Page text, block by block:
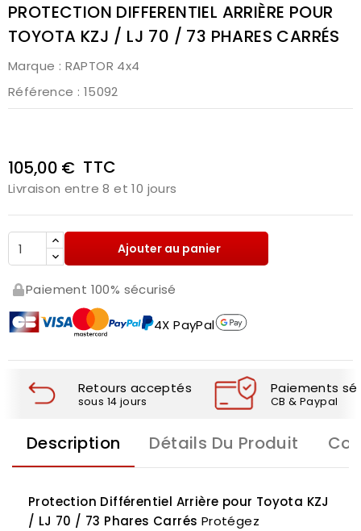
PROTECTION DIFFERENTIEL ARRIÈRE POUR
TOYOTA KZJ / LJ 70 / 73 PHARES CARRÉS
Marque : RAPTOR 4x4
Référence : 15092
105,00 € TTC
Livraison entre 8 et 10 jours
Ajouter au panier
Paiement 100% sécurisé
4X PayPal
Retours acceptés
sous 14 jours
Paiements
CB & Paypal
Description Détails Du Produit
Protection Différentiel Arrière pour Toyota KZJ
/ LJ 70 / 73 Phares Carrés Protégez